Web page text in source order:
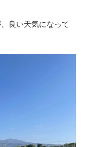
良い天気になって